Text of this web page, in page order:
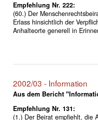
Empfehlung Nr. 222:
(60.) Der
Erlass hinsichtlich der
Anhalteorte generell in
2002/03 - Information
Aus dem Bericht
Empfehlung Nr. 131:
(1.) Der Beirat empfiehlt, die